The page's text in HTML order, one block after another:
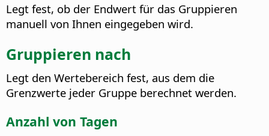
Legt fest, ob der Endwert für das Gruppieren
manuell von Ihnen eingegeben wird.
Gruppieren nach
Legt den Wertebereich fest, aus dem die
Grenzwerte jeder Gruppe berechnet werden.
Anzahl von Tagen